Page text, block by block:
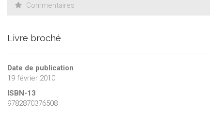
Commentaires
Livre broché
Date de publication
19 février 2010
ISBN-13
9782870376508